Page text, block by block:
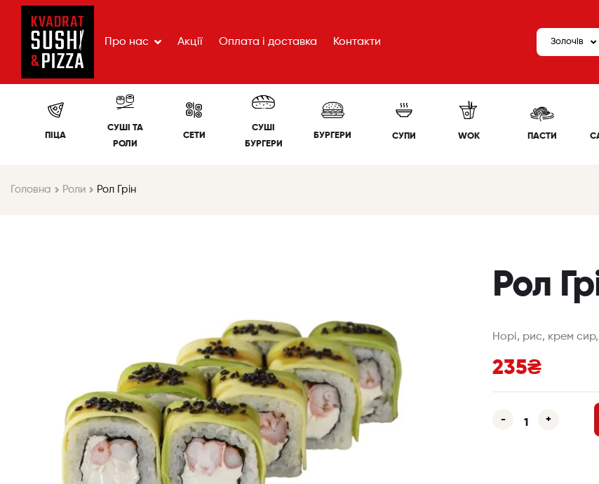
Про нас Акції Оплата і доставка Контакти Золочів
ПІЦА
СУШІ ТА
РОЛИ
СЕТИ
СУШІ
БУРГЕРИ
БУРГЕРИ СУПИ WOK ПАСТИ
Головна Роли Рол Грін
Рол
Норі, рис, крем
235₴
- +